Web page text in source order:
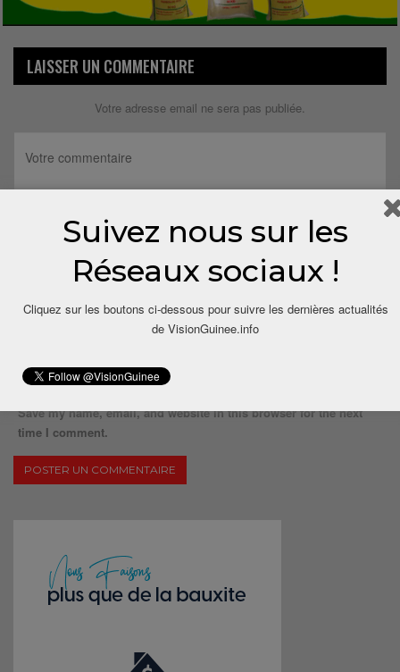
LAISSER UN COMMENTAIRE
Votre adresse email ne sera pas publiée.
Save my name, email, and website in this browser for the next
time I comment.
Suivez nous sur les
Réseaux sociaux !
Cliquez sur les boutons ci-dessous pour suivre les dernières actualités
de VisionGuinee.info